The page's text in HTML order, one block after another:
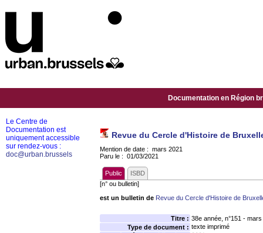
Documentation en Région
Revue du Cercle d'Histoire de
Mention de date : mars 2021
Paru le : 01/03/2021
Public
ISBD
[n° ou bulletin]
est un bulletin de Revue du Cercle d'Histoire de
Titre : 38e année, n°151 -
Type de document : texte imprimé
Le Centre de
Documentation est
uniquement accessible
sur rendez-vous :
doc@urban.brussels